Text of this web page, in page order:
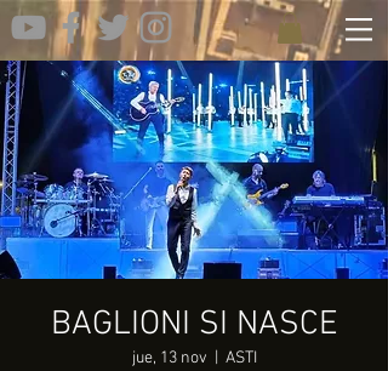
BAGLIONI SI NASCE
jue, 13 nov ASTI